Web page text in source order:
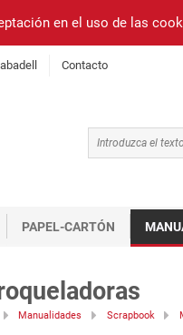
en el uso de las
Contacto
PAPEL-CARTÓN
Manualidades Scrapbook